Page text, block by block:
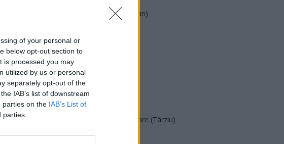
of your personal or
below opt-out section to
is processed you may
utilized by us or personal
separately opt-out of the
IAB’s list of downstream
parties on the IAB’s List of
Forța Dreptei (L. Orban)
REPER
SENS
SOS (Șoșoacă)
PACE (Peia)
Acțiunea Conservatoare (Târziu)
PDF (Lazarus)